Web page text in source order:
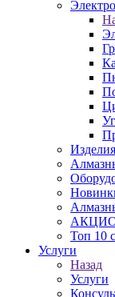
Топ 10
Услуги
Назад
Услуги